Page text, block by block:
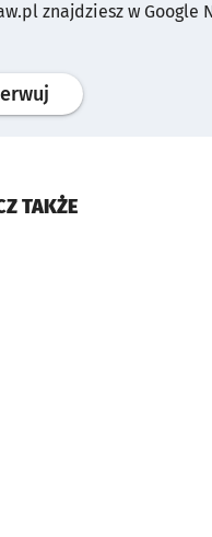
znajdziesz w Google
profil
TAKŻE